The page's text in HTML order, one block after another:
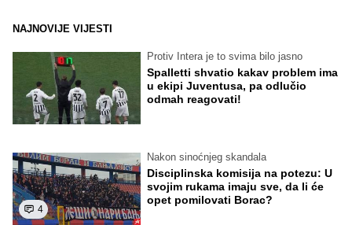
NAJNOVIJE VIJESTI
Protiv Intera je to svima bilo jasno
Spalletti shvatio kakav problem ima
u ekipi Juventusa, pa odlučio
odmah reagovati!
4
Nakon sinoćnjeg skandala
Disciplinska komisija na potezu: U
svojim rukama imaju sve, da li će
opet pomilovati Borac?